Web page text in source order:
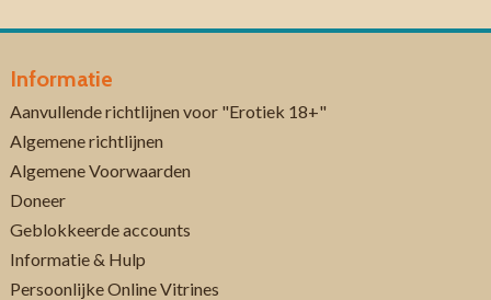
Informatie
Aanvullende richtlijnen voor "Erotiek 18+"
Algemene richtlijnen
Algemene Voorwaarden
Doneer
Geblokkeerde accounts
Informatie & Hulp
Persoonlijke Online Vitrines